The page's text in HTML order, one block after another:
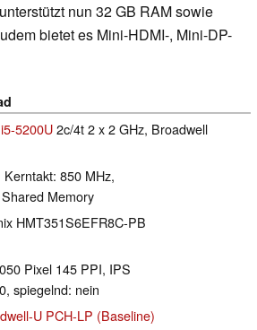
nun 32 GB RAM sowie
bietet es Mini-HDMI-, Mini-DP-
5200U2c/4t 2 x 2 GHz, Broadwell
Kerntakt: 850 MHz,
Memory
HMT351S6EFR8C-PB
Pixel 145 PPI, IPS
spiegelnd: nein
U PCH-LP (Baseline)